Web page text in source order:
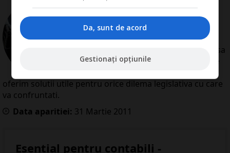
Redactia Conta
Redactia Conta este alcatuita din
autori cu experienta dovedita pe
domenii precum contabilitate si
fiscalitate. Colectivul si-a propus sa
creeze continut interesant si bine
oferim solutii utile pentru orice dilema legislativa cu care
va confruntati.
Data aparitiei: 31 Martie 2011
Esential pentru contabili -
Da, sunt de acord
Gestionați opțiunile